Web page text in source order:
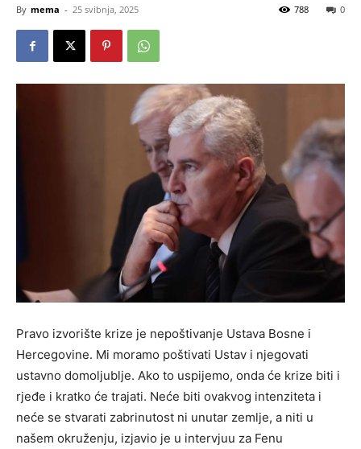
By mema - 25 svibnja, 2025 0
788
Pravo izvorište krize je nepoštivanje Ustava Bosne i
Hercegovine. Mi moramo poštivati Ustav i njegovati
ustavno domoljublje. Ako to uspijemo, onda će krize biti i
rjeđe i kratko će trajati. Neće biti ovakvog intenziteta i
neće se stvarati zabrinutost ni unutar zemlje, a niti u
našem okruženju, izjavio je u intervjuu za Fenu